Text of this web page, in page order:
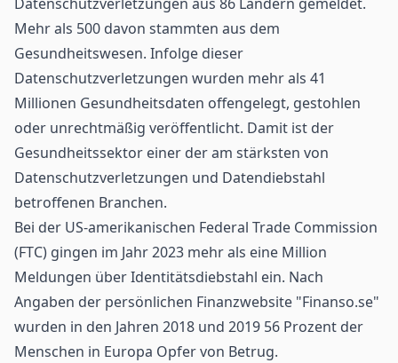
Mehr als 500 davon stammten aus dem
Gesundheitswesen. Infolge dieser
Datenschutzverletzungen wurden mehr als 41
Millionen Gesundheitsdaten offengelegt, gestohlen
oder unrechtmäßig veröffentlicht. Damit ist der
Gesundheitssektor einer der am stärksten von
Datenschutzverletzungen und Datendiebstahl
betroffenen Branchen.
Bei der US-amerikanischen Federal Trade Commission
(FTC) gingen im Jahr 2023 mehr als eine Million
Meldungen über Identitätsdiebstahl ein. Nach
Angaben der persönlichen Finanzwebsite "Finanso.se"
wurden in den Jahren 2018 und 2019 56 Prozent der
Menschen in Europa Opfer von Betrug.